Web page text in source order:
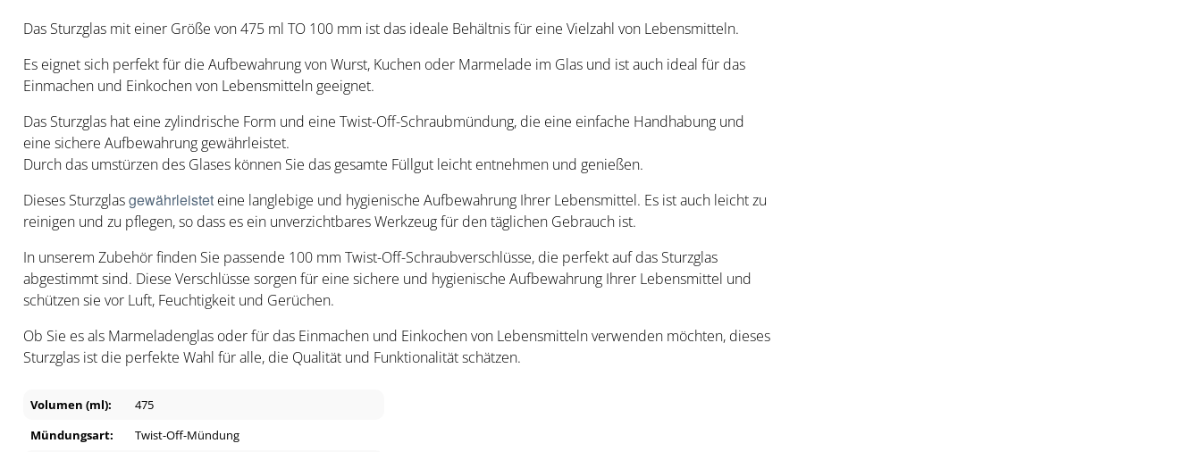
Das Sturzglas mit einer Größe von 475 ml TO 100 mm ist das ideale Behältnis für eine Vielzahl von Lebensmitteln.
Es eignet sich perfekt für die Aufbewahrung von Wurst, Kuchen oder Marmelade im Glas und ist auch ideal für das
Einmachen und Einkochen von Lebensmitteln geeignet.
Das Sturzglas hat eine zylindrische Form und eine Twist-Off-Schraubmündung, die eine einfache Handhabung und
eine sichere Aufbewahrung gewährleistet.
Durch das umstürzen des Glases können Sie das gesamte Füllgut leicht entnehmen und genießen.
Dieses Sturzglasgewährleistet eine langlebige und hygienische Aufbewahrung Ihrer Lebensmittel. Es ist auch leicht zu
reinigen und zu pflegen, so dass es ein unverzichtbares Werkzeug für den täglichen Gebrauch ist.
In unserem Zubehör finden Sie passende 100 mm Twist-Off-Schraubverschlüsse, die perfekt auf das Sturzglas
abgestimmt sind. Diese Verschlüsse sorgen für eine sichere und hygienische Aufbewahrung Ihrer Lebensmittel und
schützen sie vor Luft, Feuchtigkeit und Gerüchen.
Ob Sie es als Marmeladenglas oder für das Einmachen und Einkochen von Lebensmitteln verwenden möchten, dieses
Sturzglas ist die perfekte Wahl für alle, die Qualität und Funktionalität schätzen.
Volumen (ml):
475
Mündungsart:
Twist-Off-Mündung